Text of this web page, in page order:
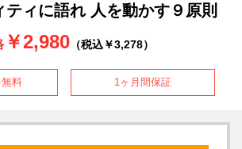
ティに語れ 人を動かす９原則
￥2,980 （税込￥3,278）
料 1ヶ月間保証